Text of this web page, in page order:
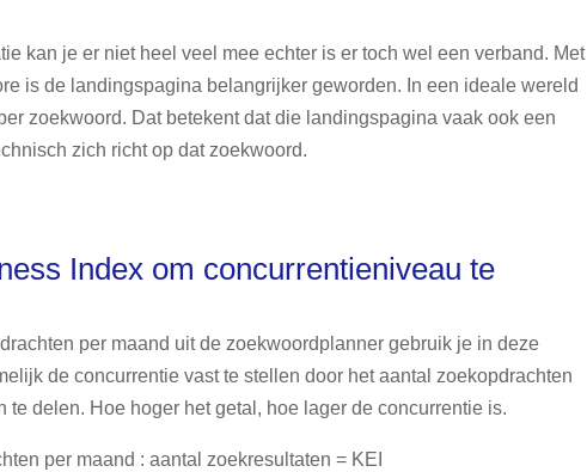
kan je er niet heel veel mee echter is er toch wel een verband. Met
is de landingspagina belangrijker geworden. In een ideale wereld
zoekwoord. Dat betekent dat die landingspagina vaak ook een
zich richt op dat zoekwoord.
Index om concurrentieniveau te
per maand uit de zoekwoordplanner gebruik je in deze
de concurrentie vast te stellen door het aantal zoekopdrachten
te delen. Hoe hoger het getal, hoe lager de concurrentie is.
per maand : aantal zoekresultaten = KEI